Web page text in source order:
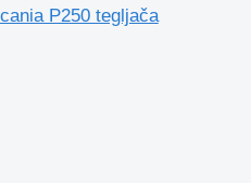
P250 tegljača